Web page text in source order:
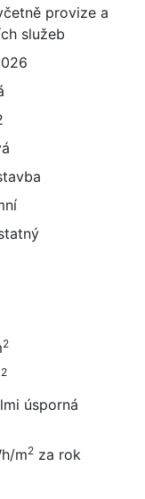
provize a
služeb
2
2
úsporná
m2 za rok